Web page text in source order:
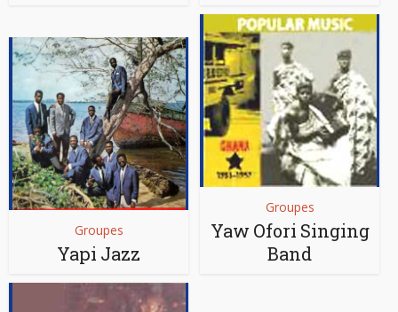
Groupes
Yapi Jazz
Groupes
Yaw Ofori Singing
Band